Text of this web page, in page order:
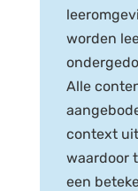
worden
Alle
context
waardoor
een